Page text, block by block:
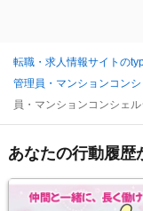
転職・求人情報サイトの
管理員・マンションコン
員・マンションコンシェ
あなたの行動履歴